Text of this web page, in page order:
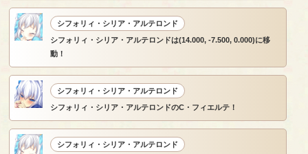
シフォリィ・シリア・アルテロンド
シフォリィ・シリア・アルテロンドは(14.000, -7.500, 0.000)に移
動！
シフォリィ・シリア・アルテロンド
シフォリィ・シリア・アルテロンドのC・フィエルテ！
シフォリィ・シリア・アルテロンド